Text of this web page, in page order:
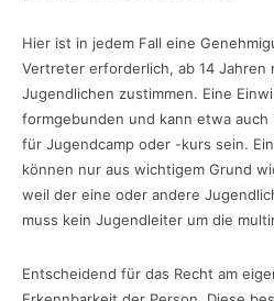
Hier ist in jedem Fall eine
Vertreter erforderlich, ab 14 Jahren
Jugendlichen zustimmen. Eine
formgebunden und kann etwa auch
für Jugendcamp oder -kurs sein.
können nur aus wichtigem Grund
weil der eine oder andere
muss kein Jugendleiter um die
Entscheidend für das Recht am